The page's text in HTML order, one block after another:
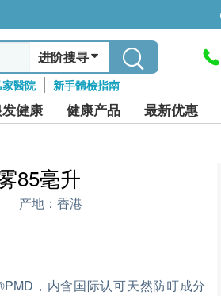
进阶搜寻
醫院 新手體檢指南
健康 健康产品 最新优惠
85毫升
产地： 香港
，内含国际认可天然防叮成分